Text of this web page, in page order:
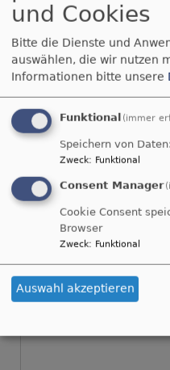
werdet ihr finden;
aufgetan.
© Evangelische Brüder-
Weitere Informationen finden
Sie können
Browser-
und Cookies
Bitte die Dienste und
auswählen, die wir nutzen
Informationen bitte unsere
Funktional (immer
Speichern von
Zweck: Funktional
Consent Manager
Cookie Consent
Browser
Zweck: Funktional
Auswahl akzeptieren